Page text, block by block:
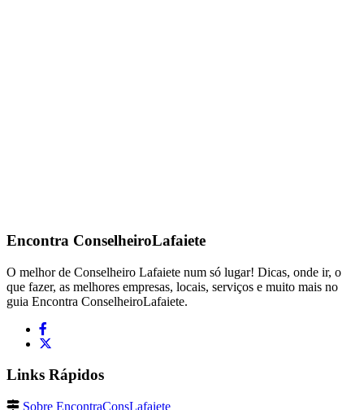
Encontra ConselheiroLafaiete
O melhor de Conselheiro Lafaiete num só lugar! Dicas, onde ir, o
que fazer, as melhores empresas, locais, serviços e muito mais no
guia Encontra ConselheiroLafaiete.
Links Rápidos
Sobre EncontraConsLafaiete